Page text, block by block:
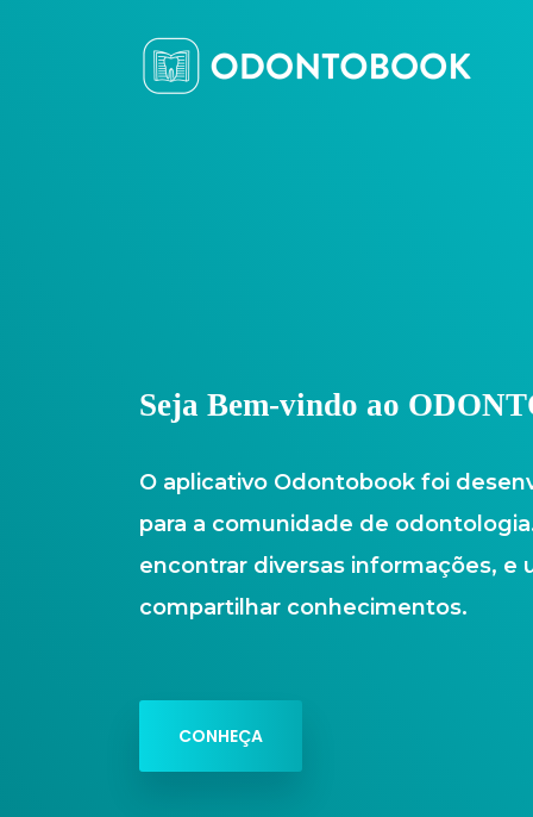
Seja Bem-vindo ao
O aplicativo Odontobook foi
para a comunidade de
encontrar diversas informações, e
compartilhar conhecimentos.
CONHEÇA